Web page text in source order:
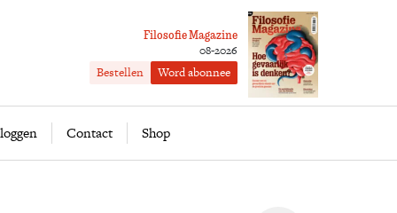
Filosofie Magazine
08-2026
Bestellen Word abonnee
Contact Shop
Word abonnee